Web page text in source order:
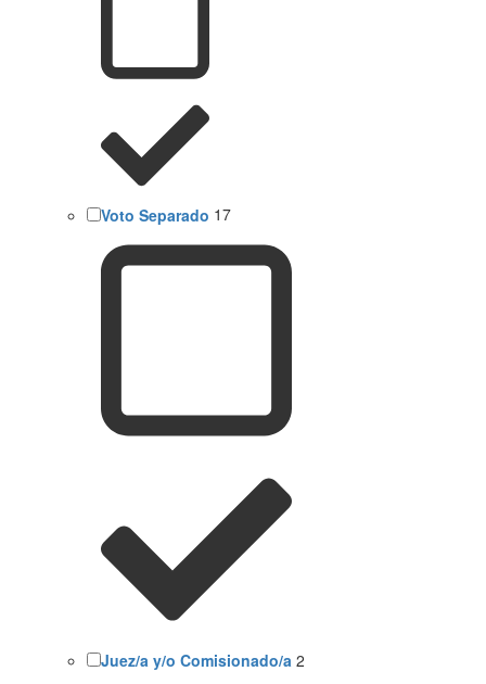
Voto Separado 17
Juez/a y/o Comisionado/a 2